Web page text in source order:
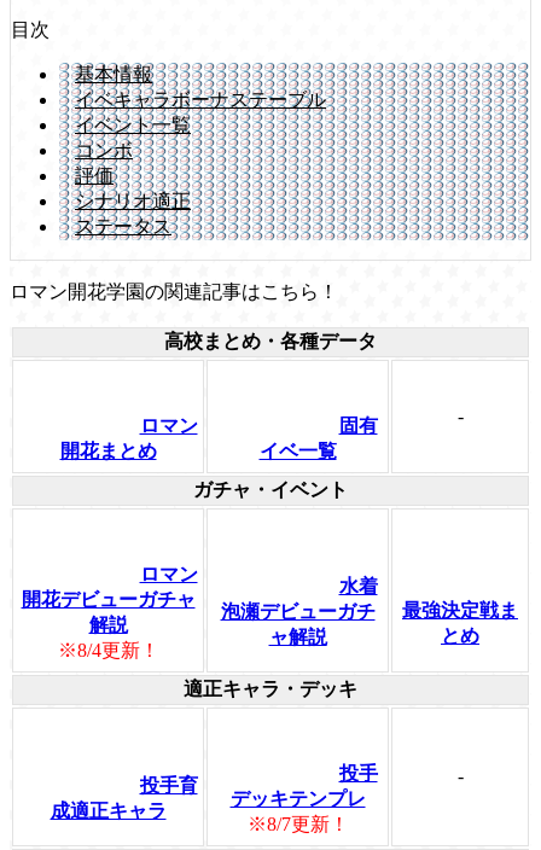
目次
基本情報
イベキャラボーナステーブル
イベント一覧
コンボ
評価
シナリオ適正
ステータス
ロマン開花学園の関連記事はこちら！
高校まとめ・各種データ
ロマン
開花まとめ
固有
イベ一覧
-
ガチャ・イベント
ロマン
開花デビューガチャ
解説
※8/4更新！
水着
泡瀬デビューガチ
ャ解説
最強決定戦ま
とめ
適正キャラ・デッキ
投手育
成適正キャラ
投手
デッキテンプレ
※8/7更新！
-